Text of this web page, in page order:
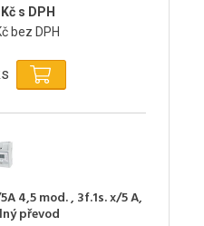
s DPH
bez DPH
4,5 mod. , 3f.1s. x/5 A,
převod